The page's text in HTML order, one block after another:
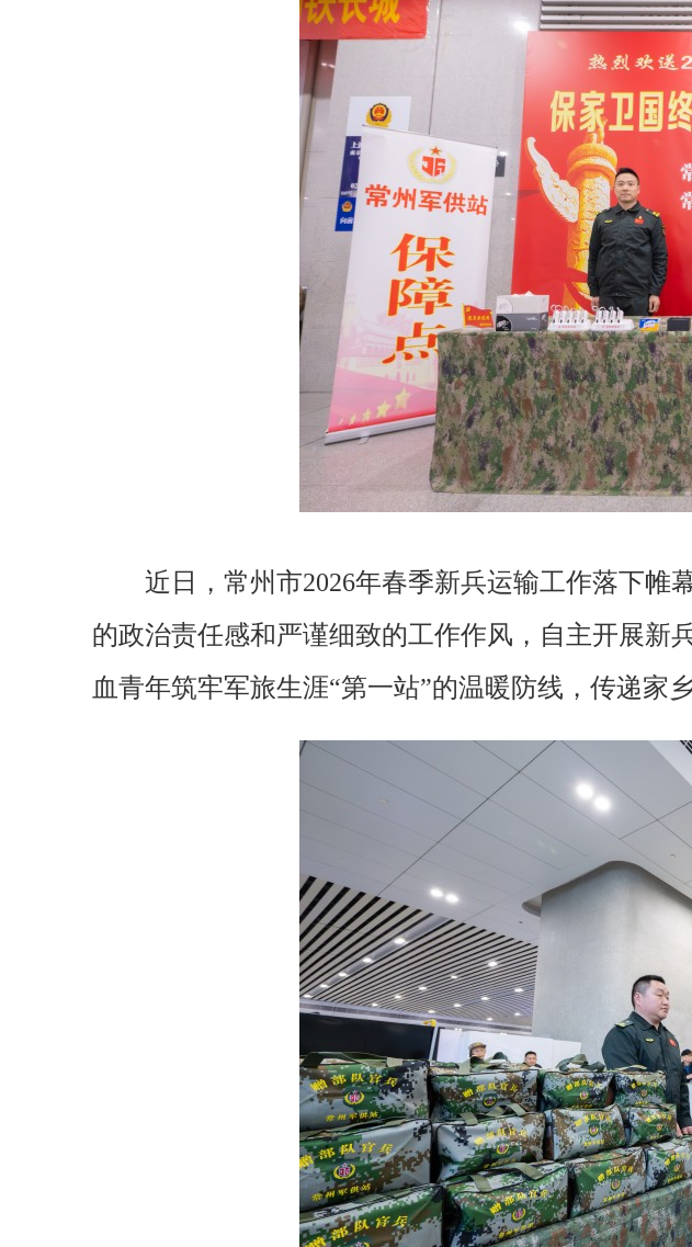
近日，常州市2026年春季新兵运输工作落下帷
的政治责任感和严谨细致的工作作风，自主开展新
血青年筑牢军旅生涯“第一站”的温暖防线，传递家